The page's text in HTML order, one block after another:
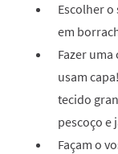
Escolher
em
Fazer
usam
tecido
pescoço e
Façam o